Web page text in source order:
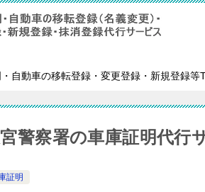
自動車の移転登録・変更登録・新規登録等
警察署の車庫証明代行
証明